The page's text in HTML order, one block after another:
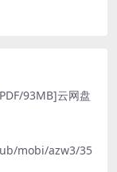
93MB]云网盘
mobi/azw3/35